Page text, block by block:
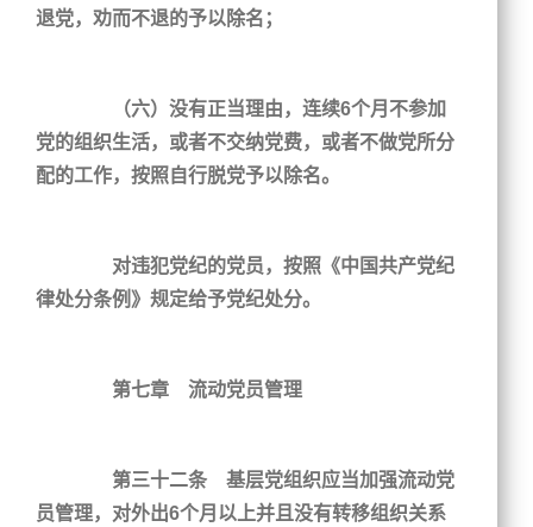
退党，劝而不退的予以除名；
（六）没有正当理由，连续6个月不参加
党的组织生活，或者不交纳党费，或者不做党所分
配的工作，按照自行脱党予以除名。
对违犯党纪的党员，按照《中国共产党纪
律处分条例》规定给予党纪处分。
第七章 流动党员管理
第三十二条 基层党组织应当加强流动党
员管理，对外出6个月以上并且没有转移组织关系